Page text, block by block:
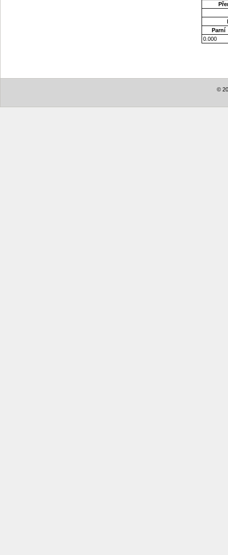
Parní
0.000
©